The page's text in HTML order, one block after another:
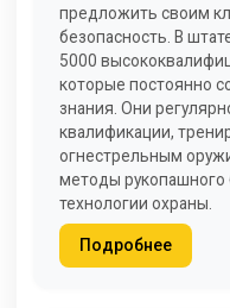
предложить своим
безопасность. В
5000
которые постоянно
знания. Они
квалификации,
огнестрельным
методы
технологии охраны.
Подробнее